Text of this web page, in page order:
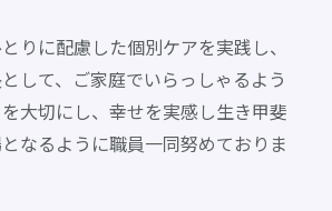
りに配慮した個別ケアを実践し、
して、ご家庭でいらっしゃるよう
大切にし、幸せを実感し生き甲斐
なるように職員一同努めておりま